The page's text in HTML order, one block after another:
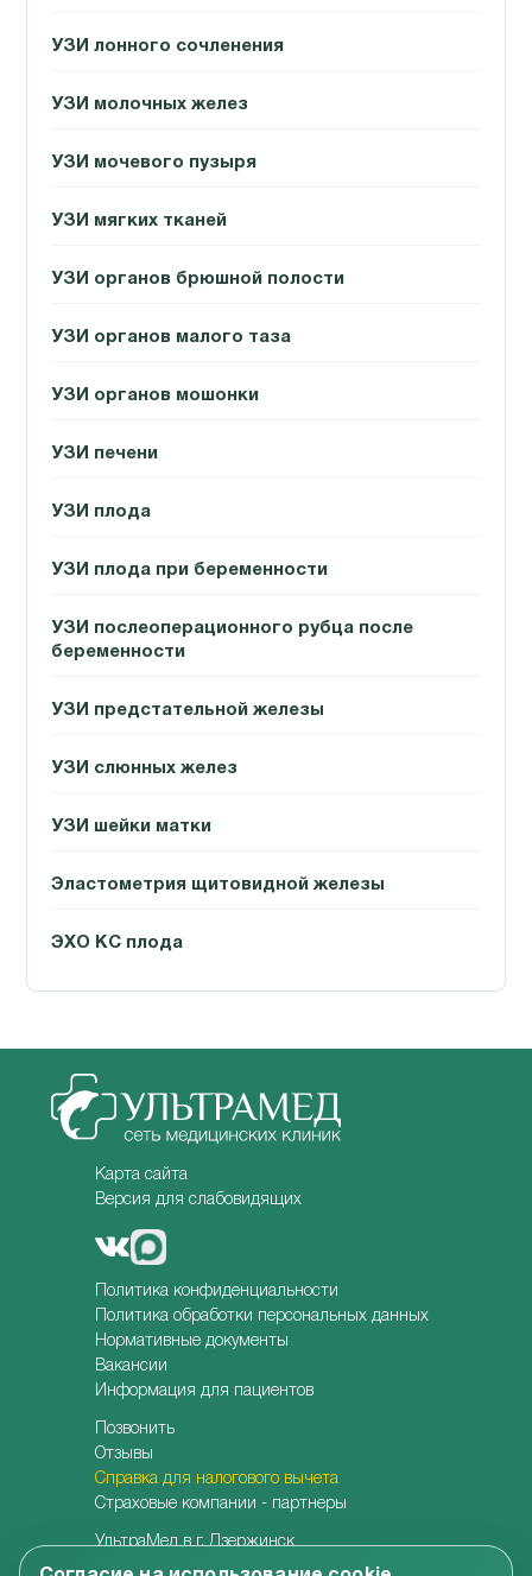
УЗИ лонного сочленения
УЗИ молочных желез
УЗИ мочевого пузыря
УЗИ мягких тканей
УЗИ органов брюшной полости
УЗИ органов малого таза
УЗИ органов мошонки
УЗИ печени
УЗИ плода
УЗИ плода при беременности
УЗИ послеоперационного рубца после
беременности
УЗИ предстательной железы
УЗИ слюнных желез
УЗИ шейки матки
Эластометрия щитовидной железы
ЭХО КС плода
Карта сайта
Версия для слабовидящих
Политика конфиденциальности
Политика обработки персональных данных
Нормативные документы
Вакансии
Информация для пациентов
Позвонить
Отзывы
Справка для налогового вычета
Страховые компании - партнеры
УльтраМед в г. Дзержинск
УльтраМед в г. Кстово